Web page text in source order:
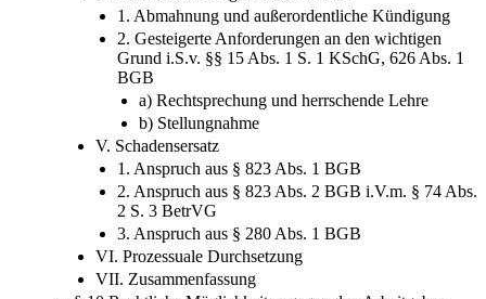
IV. Individualvertragliche Sanktionen
1. Abmahnung und außerordentliche Kündigung
2. Gesteigerte Anforderungen an den wichtigen
Grund i.S.v. §§ 15 Abs. 1 S. 1 KSchG, 626 Abs. 1
BGB
a) Rechtsprechung und herrschende Lehre
b) Stellungnahme
V. Schadensersatz
1. Anspruch aus § 823 Abs. 1 BGB
2. Anspruch aus § 823 Abs. 2 BGB i.V.m. § 74 Abs.
2 S. 3 BetrVG
3. Anspruch aus § 280 Abs. 1 BGB
VI. Prozessuale Durchsetzung